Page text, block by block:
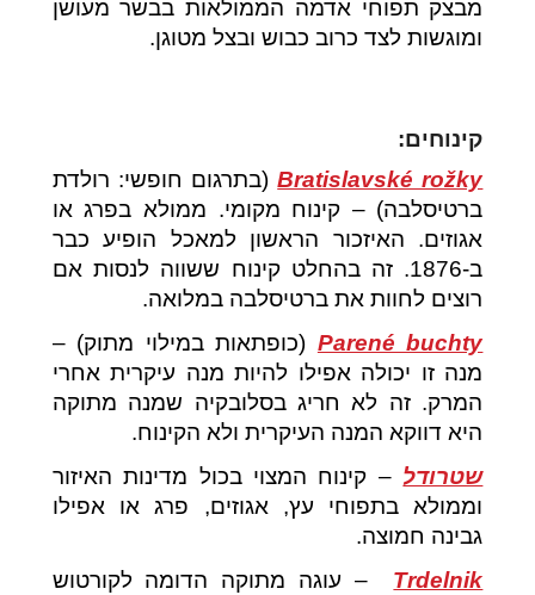
מבצק תפוחי אדמה הממולאות בבשר מעושן
ומוגשות לצד כרוב כבוש ובצל מטוגן.
קינוחים:
Bratislavské rožky (בתרגום חופשי: רולדת
ברטיסלבה) – קינוח מקומי. ממולא בפרג או
אגוזים. האיזכור הראשון למאכל הופיע כבר
ב-1876. זה בהחלט קינוח ששווה לנסות אם
רוצים לחוות את ברטיסלבה במלואה.
Parené buchty (כופתאות במילוי מתוק) –
מנה זו יכולה אפילו להיות מנה עיקרית אחרי
המרק. זה לא חריג בסלובקיה שמנה מתוקה
היא דווקא המנה העיקרית ולא הקינוח.
שטרודל – קינוח המצוי בכול מדינות האיזור
וממולא בתפוחי עץ, אגוזים, פרג או אפילו
גבינה חמוצה.
Trdelnik – עוגה מתוקה הדומה לקורטוש